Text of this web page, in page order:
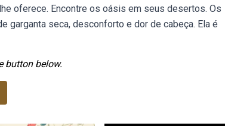
oferece. Encontre os oásis em seus desertos. Os
garganta seca, desconforto e dor de cabeça. Ela é
button below.